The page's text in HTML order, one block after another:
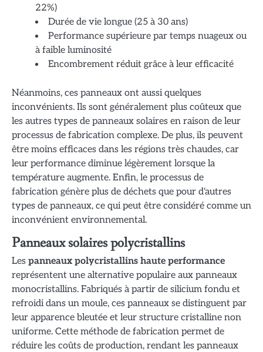
22%)
Durée de vie longue (25 à 30 ans)
Performance supérieure par temps nuageux ou
à faible luminosité
Encombrement réduit grâce à leur efficacité
Néanmoins, ces panneaux ont aussi quelques
inconvénients. Ils sont généralement plus coûteux que
les autres types de panneaux solaires en raison de leur
processus de fabrication complexe. De plus, ils peuvent
être moins efficaces dans les régions très chaudes, car
leur performance diminue légèrement lorsque la
température augmente. Enfin, le processus de
fabrication génère plus de déchets que pour d'autres
types de panneaux, ce qui peut être considéré comme un
inconvénient environnemental.
Panneaux solaires polycristallins
Les panneaux polycristallins haute performance
représentent une alternative populaire aux panneaux
monocristallins. Fabriqués à partir de silicium fondu et
refroidi dans un moule, ces panneaux se distinguent par
leur apparence bleutée et leur structure cristalline non
uniforme. Cette méthode de fabrication permet de
réduire les coûts de production, rendant les panneaux